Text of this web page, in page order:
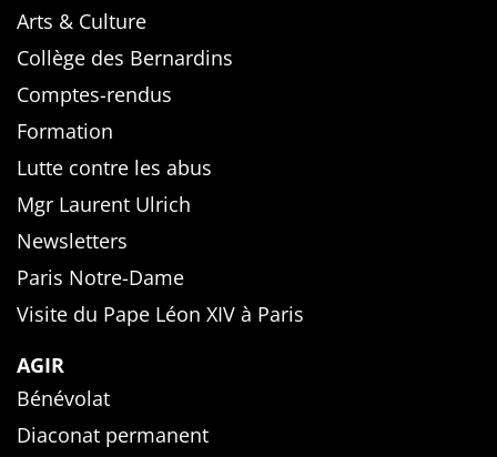
Arts & Culture
Collège des Bernardins
Comptes-rendus
Formation
Lutte contre les abus
Mgr Laurent Ulrich
Newsletters
Paris Notre-Dame
Visite du Pape Léon XIV à Paris
AGIR
Bénévolat
Diaconat permanent